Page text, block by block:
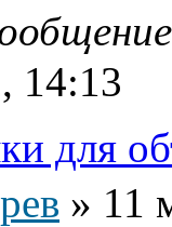
14:13
для
» 11